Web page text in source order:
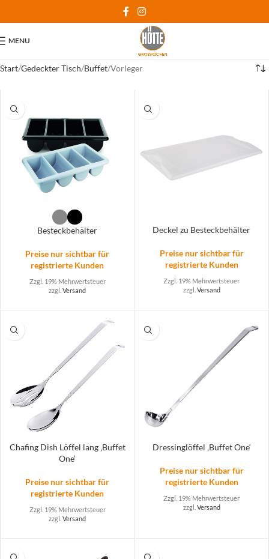
MENU
Start Gedeckter Tisch Buffet Vorleger
Besteckbehälter
Preise nur sichtbar für
registrierte Kunden
Zzgl. 19% Mehrwertsteuer
zzgl.Versand
Deckel zu Besteckbehälter
Preise nur sichtbar für
registrierte Kunden
Zzgl. 19% Mehrwertsteuer
zzgl. Versand
Chafing Dish Löffel lang ‚Buffet
One‘
Preise nur sichtbar für
registrierte Kunden
Zzgl. 19% Mehrwertsteuer
zzgl.Versand
Dressinglöffel ‚Buffet One‘
Preise nur sichtbar für
registrierte Kunden
Zzgl. 19% Mehrwertsteuer
zzgl. Versand